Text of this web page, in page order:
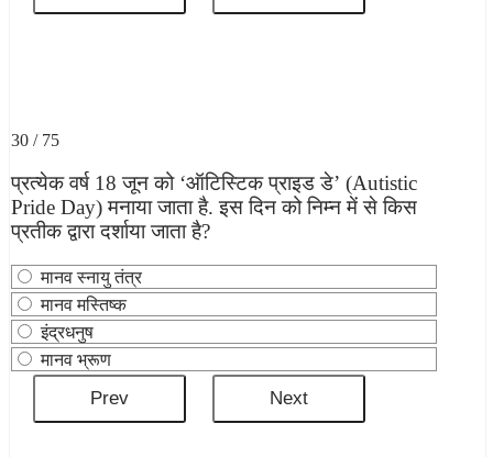
30 / 75
प्रत्येक वर्ष 18 जून को ‘ऑटिस्टिक प्राइड डे’ (Autistic
Pride Day) मनाया जाता है. इस दिन को निम्न में से किस
प्रतीक द्वारा दर्शाया जाता है?
मानव स्नायु तंत्र
मानव मस्तिष्क
इंद्रधनुष
मानव भ्रूण